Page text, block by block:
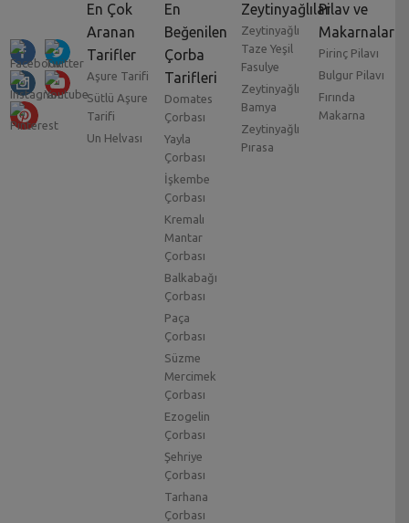
En Çok
Aranan
Tarifler
Aşure Tarifi
Sütlü Aşure
Tarifi
Un Helvası
En
Beğenilen
Çorba
Tarifleri
Domates
Çorbası
Yayla
Çorbası
İşkembe
Çorbası
Kremalı
Mantar
Çorbası
Balkabağı
Çorbası
Paça
Çorbası
Süzme
Mercimek
Çorbası
Ezogelin
Çorbası
Şehriye
Çorbası
Tarhana
Çorbası
Zeytinyağlılar
Zeytinyağlı
Taze Yeşil
Fasulye
Zeytinyağlı
Bamya
Zeytinyağlı
Pırasa
Pilav ve
Makarnalar
Pirinç Pilavı
Bulgur Pilavı
Fırında
Makarna